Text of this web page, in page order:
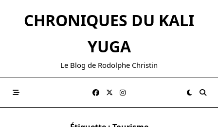
contentCHRONIQUES DU KALI
YUGA
Le Blog de Rodolphe Christin